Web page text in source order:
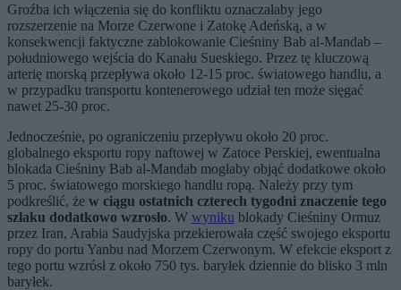
Groźba ich włączenia się do konfliktu oznaczałaby jego
rozszerzenie na Morze Czerwone i Zatokę Adeńską, a w
konsekwencji faktyczne zablokowanie Cieśniny Bab al-Mandab –
południowego wejścia do Kanału Sueskiego. Przez tę kluczową
arterię morską przepływa około 12-15 proc. światowego handlu, a
w przypadku transportu kontenerowego udział ten może sięgać
nawet 25-30 proc.
Jednocześnie, po ograniczeniu przepływu około 20 proc.
globalnego eksportu ropy naftowej w Zatoce Perskiej, ewentualna
blokada Cieśniny Bab al-Mandab mogłaby objąć dodatkowe około
5 proc. światowego morskiego handlu ropą. Należy przy tym
podkreślić, że w ciągu ostatnich czterech tygodni znaczenie tego
szlaku dodatkowo wzrosło. W wyniku blokady Cieśniny Ormuz
przez Iran, Arabia Saudyjska przekierowała część swojego eksportu
ropy do portu Yanbu nad Morzem Czerwonym. W efekcie eksport z
tego portu wzrósł z około 750 tys. baryłek dziennie do blisko 3 mln
baryłek.